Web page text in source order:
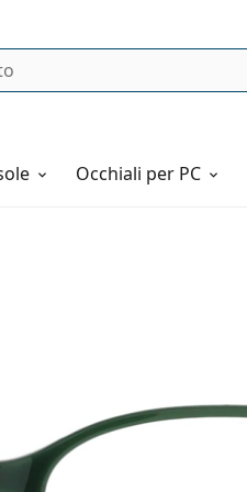
Occhiali per PC